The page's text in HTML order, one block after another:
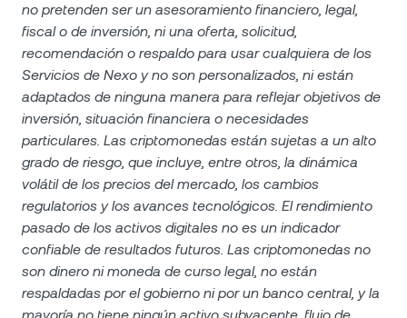
no pretenden ser un asesoramiento financiero, legal,
fiscal o de inversión, ni una oferta, solicitud,
recomendación o respaldo para usar cualquiera de los
Servicios de Nexo y no son personalizados, ni están
adaptados de ninguna manera para reflejar objetivos de
inversión, situación financiera o necesidades
particulares. Las criptomonedas están sujetas a un alto
grado de riesgo, que incluye, entre otros, la dinámica
volátil de los precios del mercado, los cambios
regulatorios y los avances tecnológicos. El rendimiento
pasado de los activos digitales no es un indicador
confiable de resultados futuros. Las criptomonedas no
son dinero ni moneda de curso legal, no están
respaldadas por el gobierno ni por un banco central, y la